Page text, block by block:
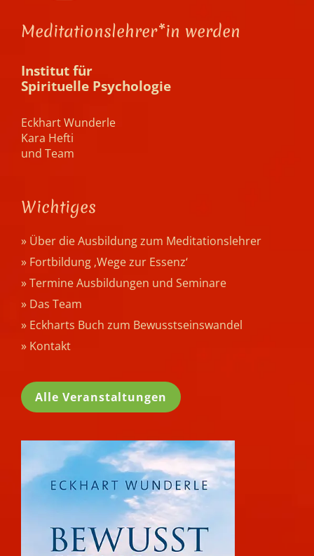
Meditationslehrer*in werden
Institut für
Spirituelle Psychologie
Eckhart Wunderle
Kara Hefti
und Team
Wichtiges
» Über die Ausbildung zum Meditationslehrer
» Fortbildung ‚Wege zur Essenz‘
» Termine Ausbildungen und Seminare
» Das Team
» Eckharts Buch zum Bewusstseinswandel
» Kontakt
Alle Veranstaltungen